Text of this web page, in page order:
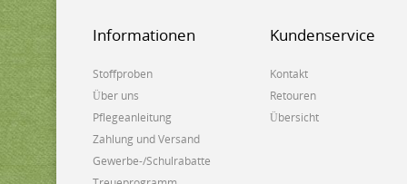
Informationen
Stoffproben
Über uns
Pflegeanleitung
Zahlung und Versand
Gewerbe-/Schulrabatte
Kundenservice
Kontakt
Retouren
Übersicht